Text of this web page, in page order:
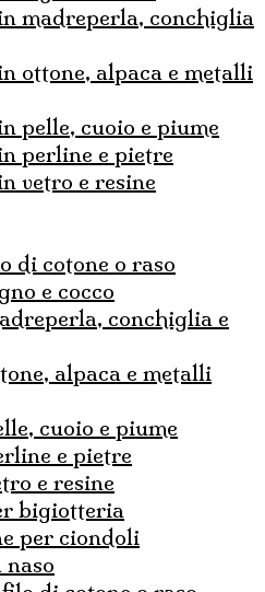
pelle, cuoio e piume
perline e pietre
vetro e resine
di cotone o raso
e cocco
cuoio e piume
e pietre
e resine
bigiotteria
per ciondoli
naso